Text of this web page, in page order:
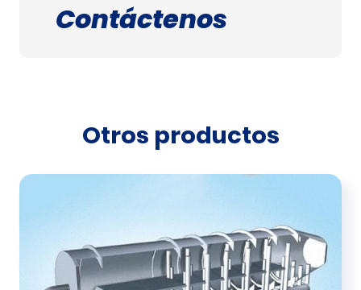
Contáctenos
Otros productos